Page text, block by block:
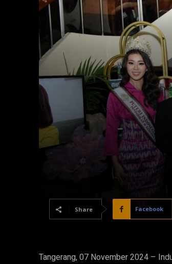
Share Facebook
Tangerang, 07 November 2024 –